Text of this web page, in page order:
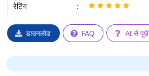
रेटिंग :
/
5
डाउनलोड FAQ AI से पूछें